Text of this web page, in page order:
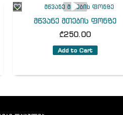
მწვანე მთების ფონზე
₾250.00
Add to Cart